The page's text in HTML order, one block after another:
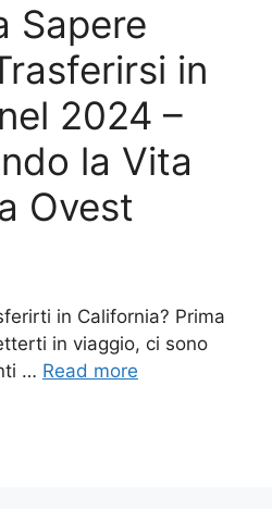
Sapere
in
2024 –
la Vita
Ovest
in California? Prima
in viaggio, ci sono
… Read more